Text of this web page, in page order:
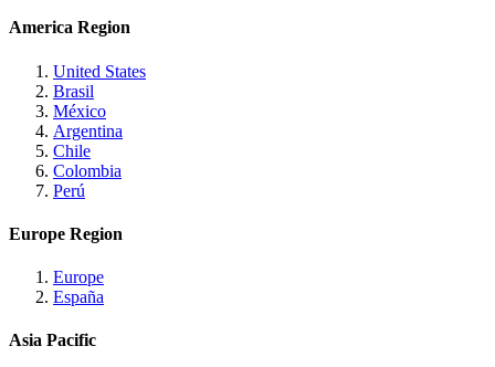
America Region
United States
Brasil
México
Argentina
Chile
Colombia
Perú
Europe Region
Europe
España
Asia Pacific